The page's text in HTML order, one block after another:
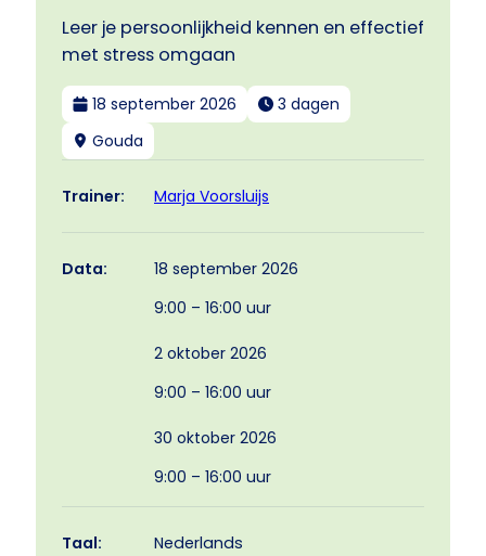
Leer je persoonlijkheid kennen en effectief
met stress omgaan
18 september 2026
3 dagen
Gouda
Trainer: Marja Voorsluijs
Data:
18 september 2026
9:00 – 16:00 uur
2 oktober 2026
9:00 – 16:00 uur
30 oktober 2026
9:00 – 16:00 uur
Taal: Nederlands